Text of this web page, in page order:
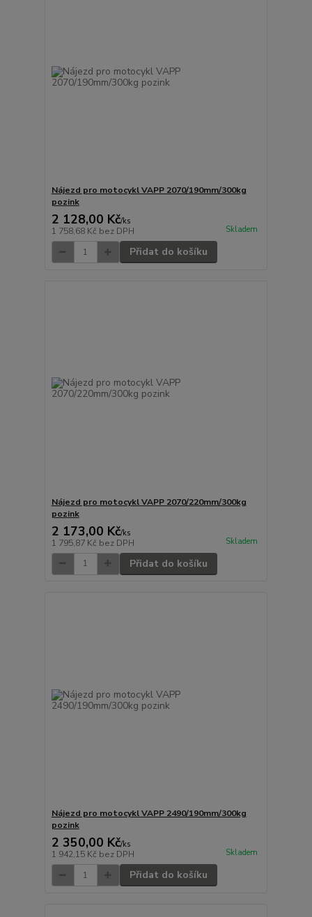
Nájezd pro motocykl VAPP 2070/190mm/300kg
pozink
2 128,00 Kč/ks
1 758,68 Kč bez DPH Skladem
Přidat do košíku
Nájezd pro motocykl VAPP 2070/220mm/300kg
pozink
2 173,00 Kč/ks
1 795,87 Kč bez DPH Skladem
Přidat do košíku
Nájezd pro motocykl VAPP 2490/190mm/300kg
pozink
2 350,00 Kč/ks
1 942,15 Kč bez DPH Skladem
Přidat do košíku